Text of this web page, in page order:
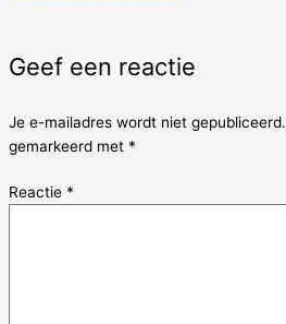
Geef een reactie
Je e-mailadres wordt niet gepubliceerd.
gemarkeerd met *
Reactie *